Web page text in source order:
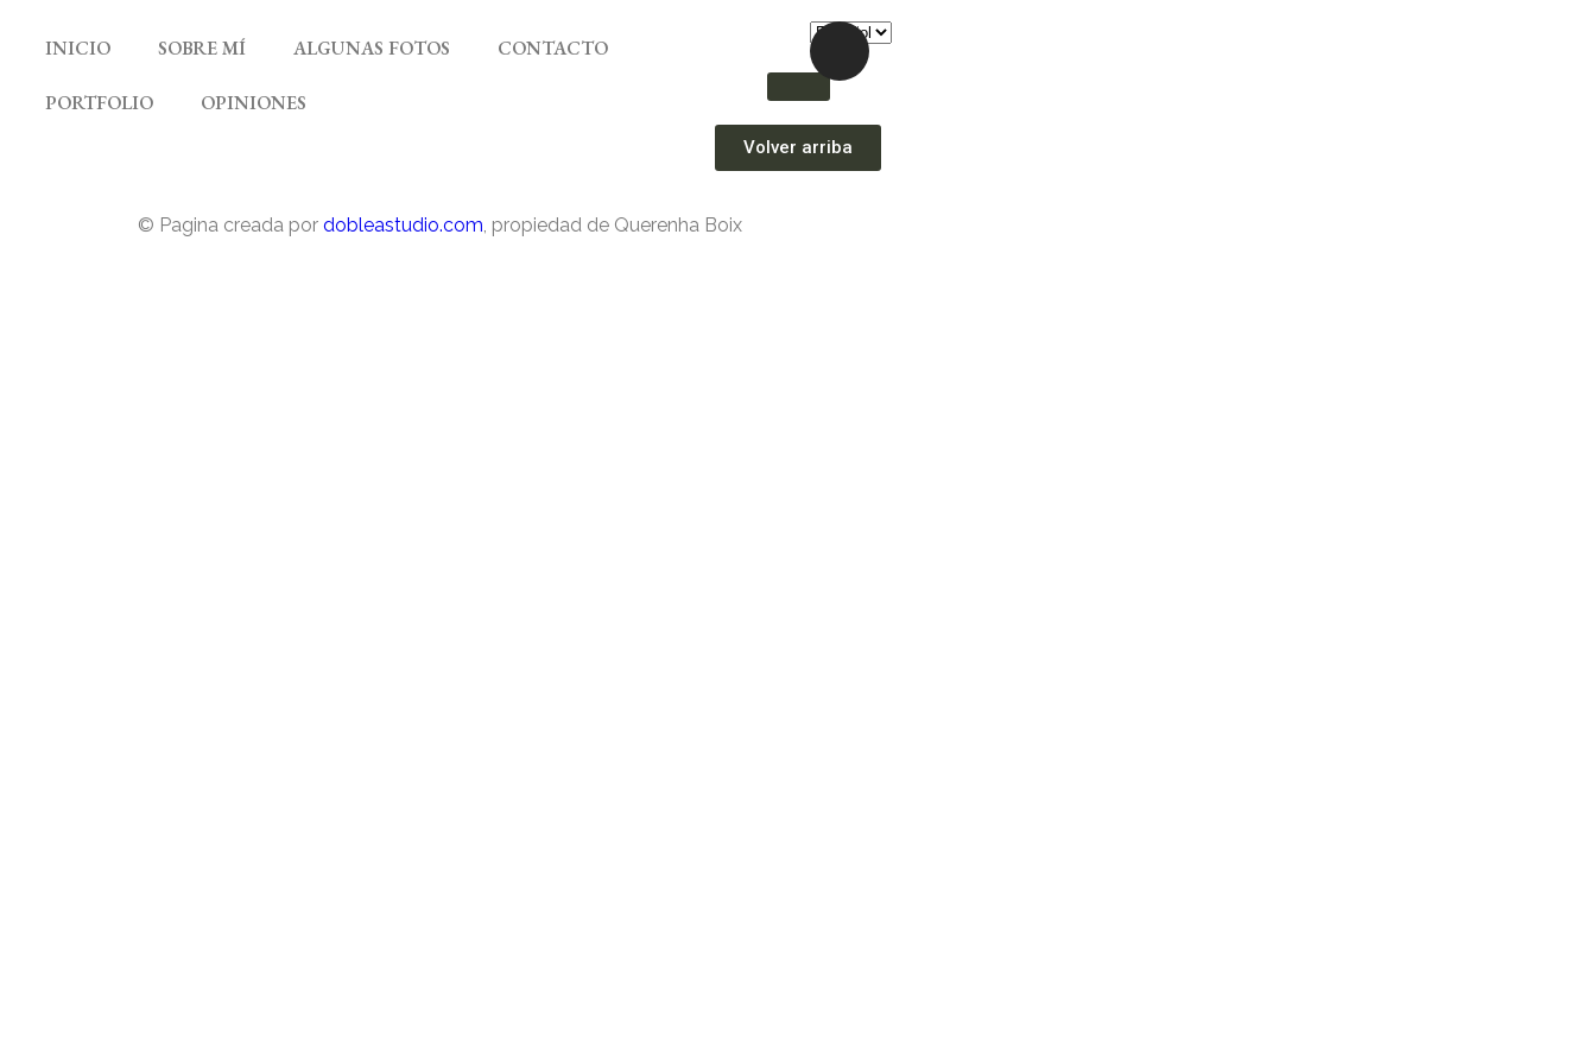
INICIO SOBRE MÍ ALGUNAS FOTOS CONTACTO
PORTFOLIO OPINIONES
Volver arriba
© Pagina creada por dobleastudio.com, propiedad de Querenha Boix